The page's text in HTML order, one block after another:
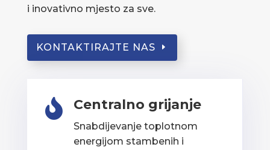
i inovativno mjesto za sve.
KONTAKTIRAJTE NAS
 Centralno grijanje
Snabdijevanje toplotnom
energijom stambenih i